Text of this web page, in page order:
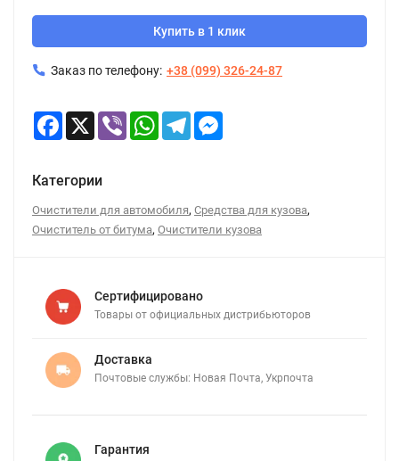
Купить в 1 клик
Заказ по телефону: +38 (099) 326-24-87
Facebook
X Viber WhatsApp
Telegram
Категории
Очистители для автомобиля, Средства для кузова,
Очиститель от битума, Очистители кузова
Сертифицировано
Товары от официальных дистрибьюторов
Доставка
Почтовые службы: Новая Почта, Укрпочта
Гарантия